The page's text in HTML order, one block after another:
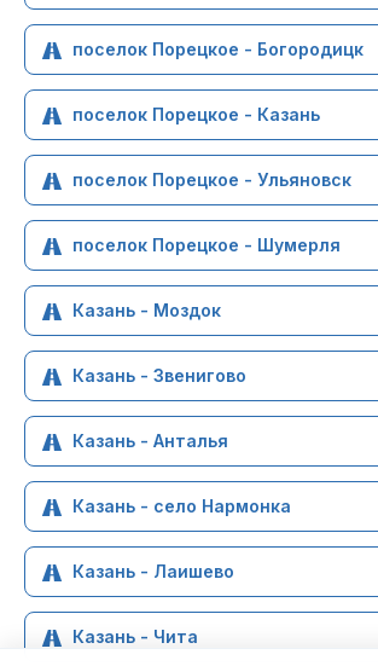
поселок Порецкое - Богородицк
поселок Порецкое - Казань
поселок Порецкое - Ульяновск
поселок Порецкое - Шумерля
Казань - Моздок
Казань - Звенигово
Казань - Анталья
Казань - село Нармонка
Казань - Лаишево
Казань - Чита